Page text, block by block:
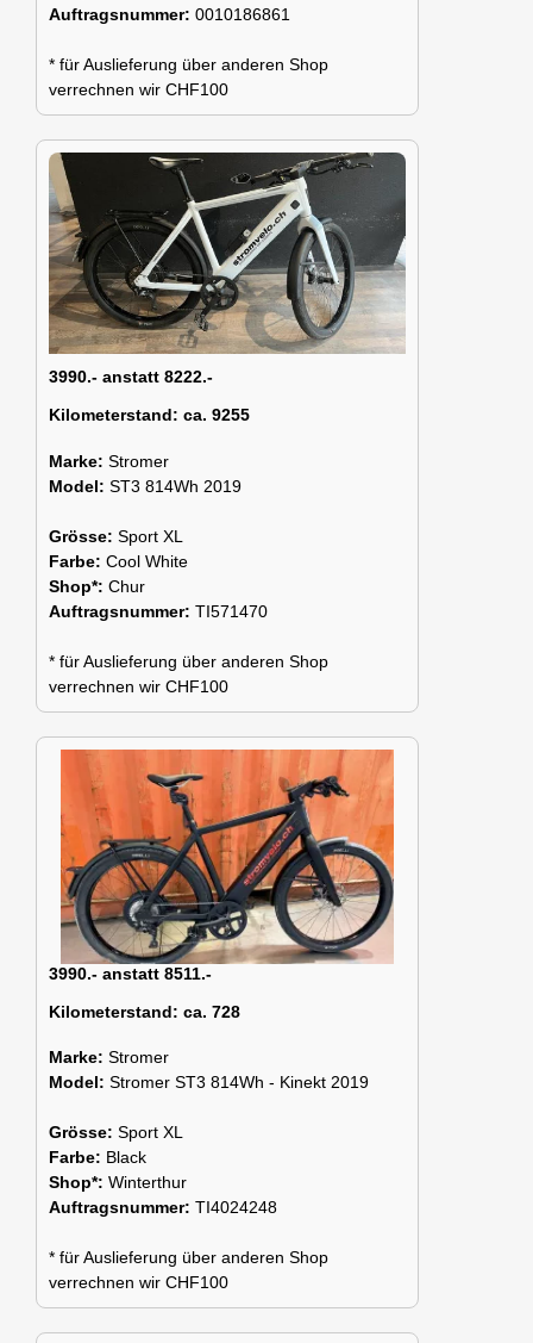
Auftragsnummer: 0010186861
* für Auslieferung über anderen Shop
verrechnen wir CHF100
3990.- anstatt 8222.-
Kilometerstand: ca. 9255
Marke: Stromer
Model: ST3 814Wh 2019
Grösse: Sport XL
Farbe: Cool White
Shop*: Chur
Auftragsnummer: TI571470
* für Auslieferung über anderen Shop
verrechnen wir CHF100
3990.- anstatt 8511.-
Kilometerstand: ca. 728
Marke: Stromer
Model: Stromer ST3 814Wh - Kinekt 2019
Grösse: Sport XL
Farbe: Black
Shop*: Winterthur
Auftragsnummer: TI4024248
* für Auslieferung über anderen Shop
verrechnen wir CHF100